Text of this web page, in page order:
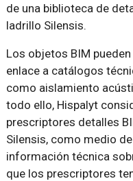
de una biblioteca de
ladrillo Silensis.
Los objetos BIM
enlace a catálogos
como aislamiento
todo ello, Hispalyt
prescriptores detalles
Silensis, como medio
información técnica
que los prescriptores